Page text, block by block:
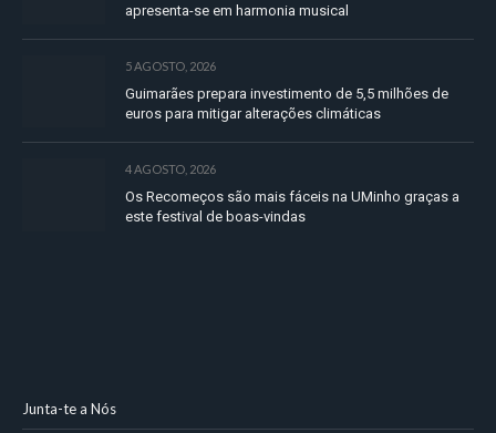
apresenta-se em harmonia musical
5 AGOSTO, 2026
Guimarães prepara investimento de 5,5 milhões de
euros para mitigar alterações climáticas
4 AGOSTO, 2026
Os Recomeços são mais fáceis na UMinho graças a
este festival de boas-vindas
Junta-te a Nós